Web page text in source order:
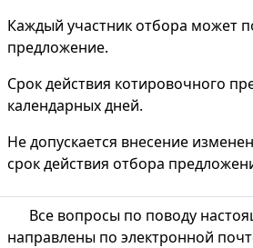
Каждый участник отбора может
предложение.
Срок действия котировочного
календарных дней.
Не допускается внесение
срок действия отбора
Все вопросы по поводу
направлены по электронной